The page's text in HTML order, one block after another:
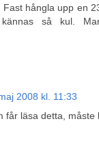
Fast hångla upp en
så kul.
2008 kl. 11:33
får läsa detta, måste